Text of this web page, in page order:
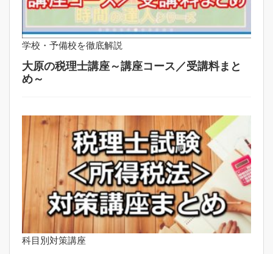
学校・予備校を徹底解説
大原の税理士講座～講座コース／受講料まと
め～
科目別対策講座